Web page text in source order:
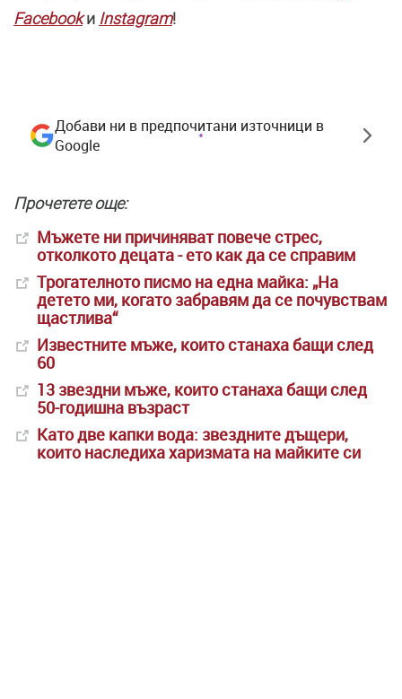
Facebookи Instagram!
Добави ни в предпочитани източници в
Google
Прочетете още:
Мъжете ни причиняват повече стрес,
отколкото децата - ето как да се справим
Трогателното писмо на една майка: „На
детето ми, когато забравям да се почувствам
щастлива“
Известните мъже, които станаха бащи след
60
13 звездни мъже, които станаха бащи след
50-годишна възраст
Като две капки вода: звездните дъщери,
които наследиха харизмата на майките си